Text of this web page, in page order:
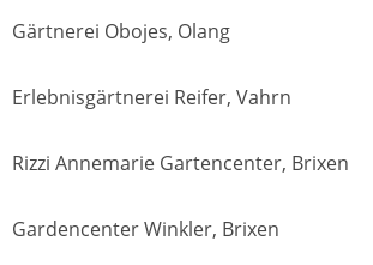
Gärtnerei Obojes, Olang
Erlebnisgärtnerei Reifer, Vahrn
Rizzi Annemarie Gartencenter, Brixen
Gardencenter Winkler, Brixen